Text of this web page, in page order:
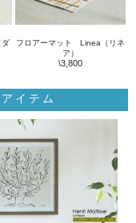
フロアーマット Linea（リネ
ア）
\3,800
イテム